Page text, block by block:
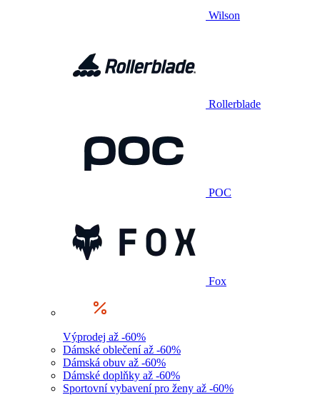
Wilson
Rollerblade
POC
Fox
Výprodej až -60%
Dámské oblečení až -60%
Dámská obuv až -60%
Dámské doplňky až -60%
Sportovní vybavení pro ženy až -60%